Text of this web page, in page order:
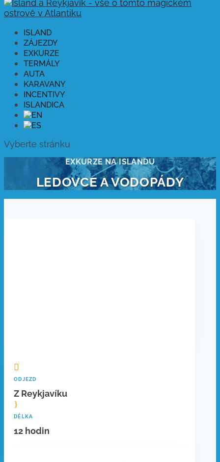
ISLAND
ZÁJEZDY
EXKURZE
TERMÁLY
AUTA
KARAVANY
INCENTIVY
ISLANDICA
Vyberte stránku
EXKURZE NA ISLANDU
LEDOVCE A VODOPÁDY

ODJEZD
Z Reykjavíku
}
DÉLKA
12 hodin